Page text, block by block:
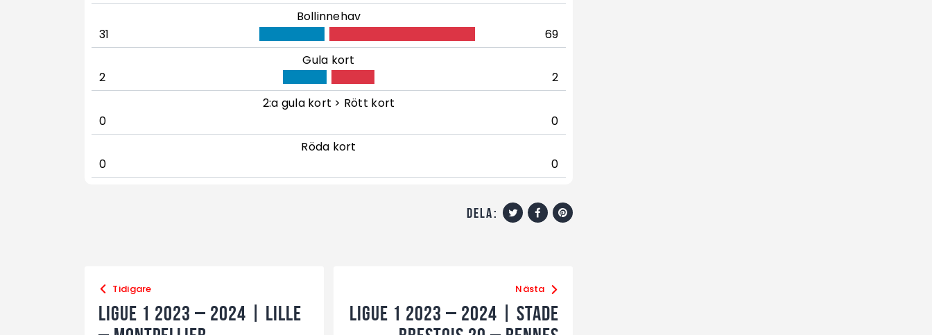
Bollinnehav
31
69
Gula kort
2
2
2:a gula kort > Rött kort
0
0
Röda kort
0
0
dela:
Tidigare
Ligue 1 2023 – 2024 | Lille
Nästa
Ligue 1 2023 – 2024 | Stade